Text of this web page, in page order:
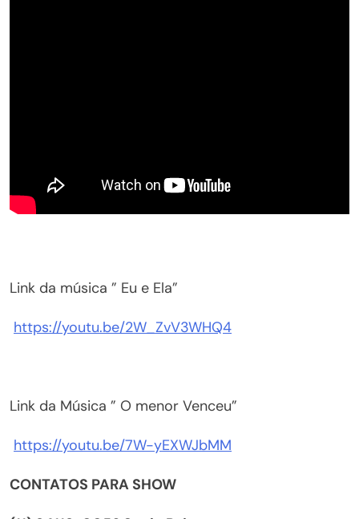
Link da música ” Eu e Ela”
https://youtu.be/2W_ZvV3WHQ4
Link da Música ” O menor Venceu”
https://youtu.be/7W-yEXWJbMM
CONTATOS PARA SHOW